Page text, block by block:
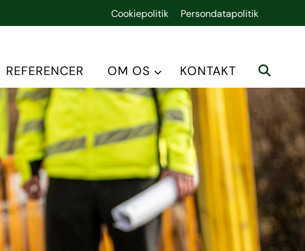
Cookiepolitik Persondatapolitik
REFERENCER OM OS KONTAKT